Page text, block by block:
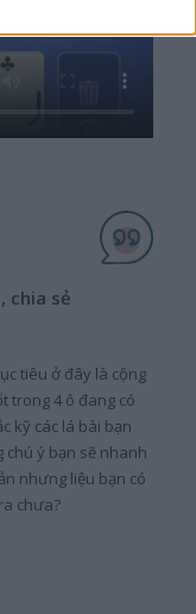
chia sẻ
tiêu ở đây là cộng
trong 4 ô đang có
kỹ các lá bài bạn
chú ý bạn sẽ nhanh
nhưng liệu bạn có
chưa?